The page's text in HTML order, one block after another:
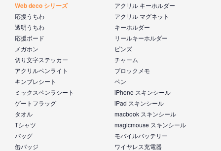
Web deco シリーズ
応援うちわ
透明うちわ
応援ボード
メガホン
切り文字ステッカー
アクリルペンライト
キンブレシート
ミックスペンラシート
ゲートフラッグ
タオル
Tシャツ
バッグ
缶バッジ
アクリル キーホルダー
アクリル マグネット
キーホルダー
リールキーホルダー
ピンズ
チャーム
ブロックメモ
ペン
iPhone スキンシール
iPad スキンシール
macbook スキンシール
magicmouse スキンシール
モバイルバッテリー
ワイヤレス充電器